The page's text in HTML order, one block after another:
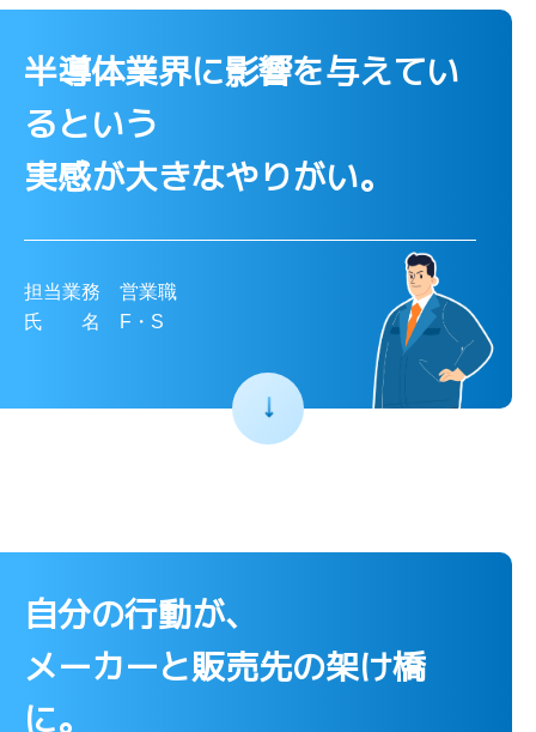
半導体業界に影響を与えてい
るという
実感が大きなやりがい。
担当業務 営業職
氏 名 F・S
自分の行動が、
メーカーと販売先の架け橋
に。